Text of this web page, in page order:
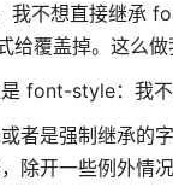
不想直接继承
覆盖掉。这么
font-style：我
者是强制继承的
除开一些例外